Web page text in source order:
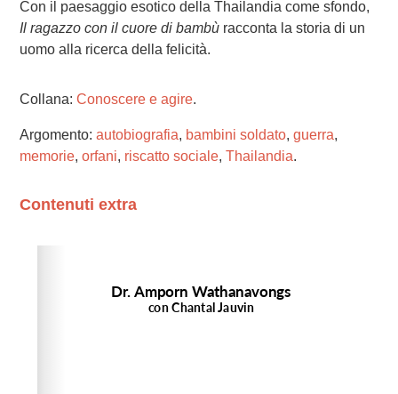
Con il paesaggio esotico della Thailandia come sfondo,
Il ragazzo con il cuore di bambùracconta la storia di un
uomo alla ricerca della felicità.
Collana: Conoscere e agire.
Argomento: autobiografia, bambini soldato, guerra,
memorie, orfani, riscatto sociale, Thailandia.
Contenuti extra